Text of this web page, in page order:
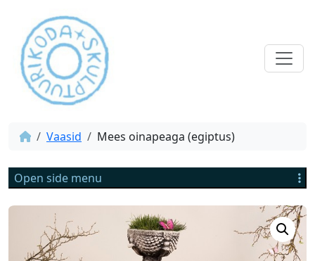
Vaasid Mees oinapeaga (egiptus)
Open side menu